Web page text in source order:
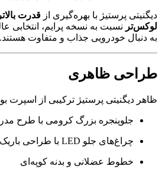
دیگنیتی پرستیژ با بهره‌گیری از قدرت
لوکس‌تر نسبت به نسخه پرایم، انتخابی
به دنبال خودرویی جذاب و متفاوت هستند.
طراحی ظاهری
ظاهر دیگنیتی پرستیژ ترکیبی از
جلوپنجره بزرگ کرومی با طرح
چراغ‌های جلو LED با طراحی باریک و تیز
خطوط عضلانی و بدنه کوپه‌ای